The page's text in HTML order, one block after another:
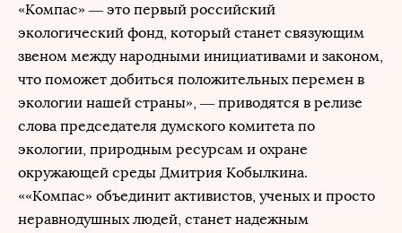
«Компас» — это первый российский
экологический фонд, который станет связующим
звеном между народными инициативами и законом,
что поможет добиться положительных перемен в
экологии нашей страны», — приводятся в релизе
слова председателя думского комитета по
экологии, природным ресурсам и охране
окружающей среды Дмитрия Кобылкина.
««Компас» объединит активистов, ученых и просто
неравнодушных людей, станет надежным